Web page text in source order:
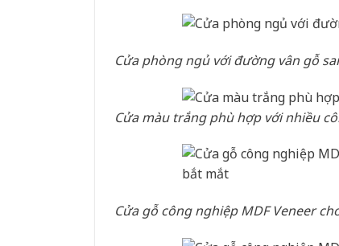
Cửa phòng ngủ với đường vân gỗ
Cửa màu trắng phù hợp với nhiều
Cửa gỗ công nghiệp MDF Veneer